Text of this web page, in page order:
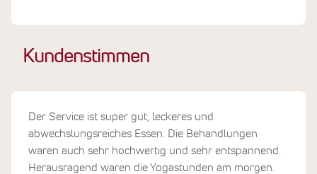
Kundenstimmen
Der Service ist super gut, leckeres und
abwechslungsreiches Essen. Die Behandlungen
waren auch sehr hochwertig und sehr entspannend.
Herausragend waren die Yogastunden am morgen.